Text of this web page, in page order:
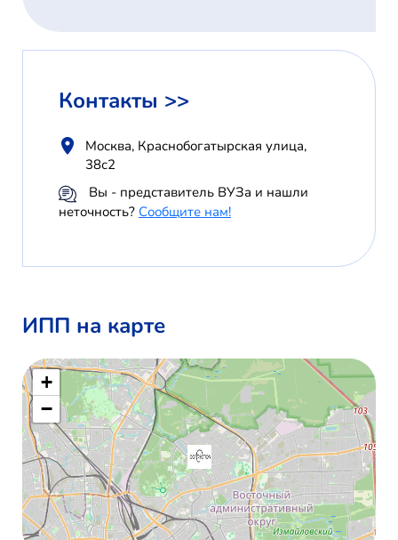
Контакты >>
Москва, Краснобогатырская улица,
38с2
Вы - представитель ВУЗа и нашли
неточность? Сообщите нам!
ИПП на карте
+
−